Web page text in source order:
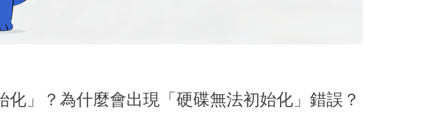
化」？為什麼會出現「硬碟無法初始化」錯誤？